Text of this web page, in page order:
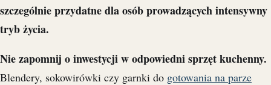
szczególnie przydatne dla osób prowadzących intensywny
tryb życia.
Nie zapomnij o inwestycji w odpowiedni sprzęt kuchenny.
Blendery, sokowirówki czy garnki do gotowania na parze